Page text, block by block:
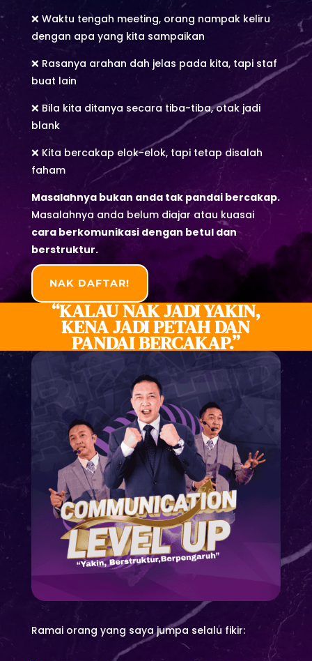
❌ Waktu tengah meeting, orang nampak keliru
dengan apa yang kita sampaikan
❌ Rasanya arahan dah jelas pada kita, tapi staf
buat lain
❌ Bila kita ditanya secara tiba-tiba, otak jadi
blank
❌ Kita bercakap elok-elok, tapi tetap disalah
faham
Masalahnya bukan anda tak pandai bercakap.
Masalahnya anda belum diajar atau kuasai
cara berkomunikasi dengan betul dan
berstruktur.
NAK DAFTAR!
“KALAU NAK JADI YAKIN,
KENA JADI PETAH DAN
PANDAI BERCAKAP.”
Ramai orang yang saya jumpa selalu fikir: